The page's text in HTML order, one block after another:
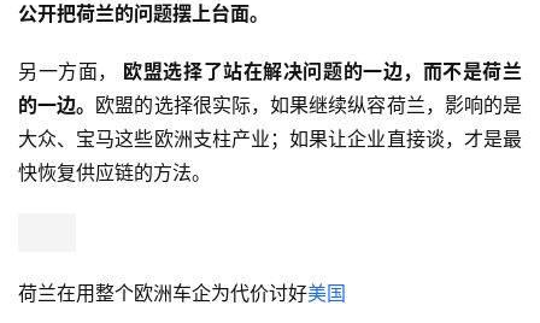
公开把荷兰的问题摆上台面。
另一方面，
欧盟选择了站在解决问题的一边，而不是荷兰
的一边。 欧盟的选择很实际，如果继续纵容荷兰，影响的是
大众、宝马这些欧洲支柱产业；如果让企业直接谈，才是最
快恢复供应链的方法。
荷兰在用整个欧洲车企为代价讨好美国